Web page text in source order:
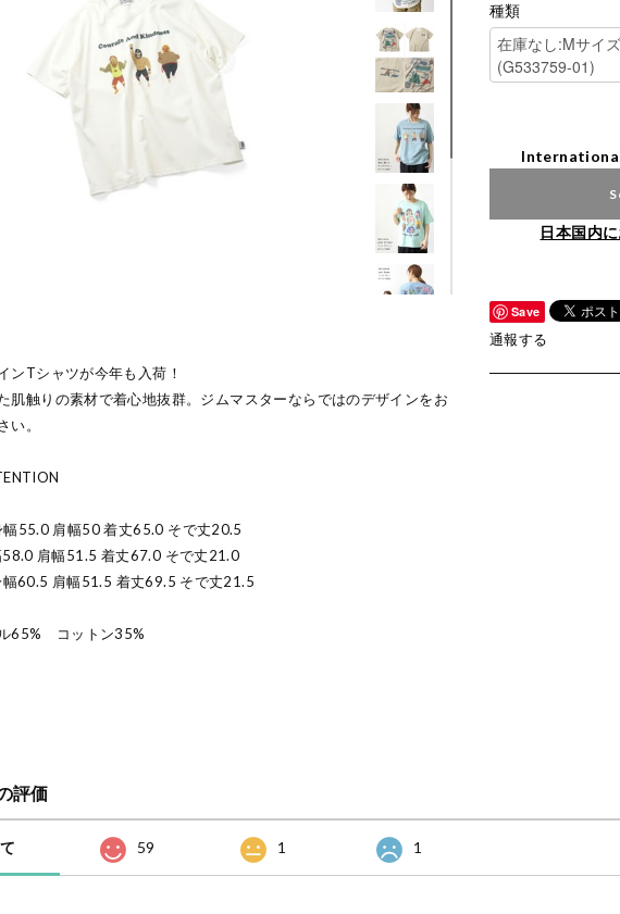
ンTシャツが今年も入荷！
肌触りの素材で着心地抜群。ジムマスターならではのデザインをお
い。
55.0 肩幅50 着丈65.0 そで丈20.5
58.0 肩幅51.5 着丈67.0 そで丈21.0
幅60.5 肩幅51.5 着丈69.5 そで丈21.5
65% コットン35%
種類
日本国内
Save
通報する
評価
59 1 1